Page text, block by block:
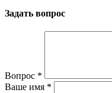
Задать вопрос
Вопрос *
Ваше имя *